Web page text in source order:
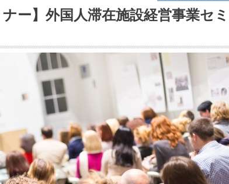
ー】外国人滞在施設経営事業セミ